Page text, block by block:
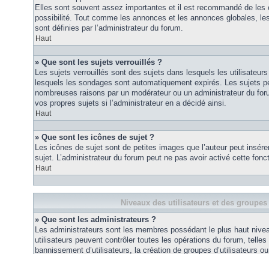
Elles sont souvent assez importantes et il est recommandé de
possibilité. Tout comme les annonces et les annonces globales,
sont définies par l’administrateur du forum.
Haut
» Que sont les sujets verrouillés ?
Les sujets verrouillés sont des sujets dans lesquels les
lesquels les sondages sont automatiquement expirés. Les sujets
nombreuses raisons par un modérateur ou un administrateur du
vos propres sujets si l’administrateur en a décidé ainsi.
Haut
» Que sont les icônes de sujet ?
Les icônes de sujet sont de petites images que l’auteur peut
sujet. L’administrateur du forum peut ne pas avoir activé cette
Haut
Niveaux des utilisateurs et des
» Que sont les administrateurs ?
Les administrateurs sont les membres possédant le plus haut
utilisateurs peuvent contrôler toutes les opérations du forum,
bannissement d’utilisateurs, la création de groupes d’utilisateurs